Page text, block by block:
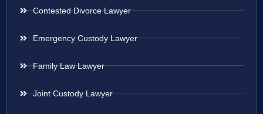
Contested Divorce Lawyer
Emergency Custody Lawyer
Family Law Lawyer
Joint Custody Lawyer